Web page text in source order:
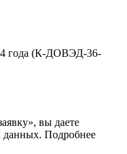
года (К-ДОВЭД-36-
вы даете
данных. Подробнее